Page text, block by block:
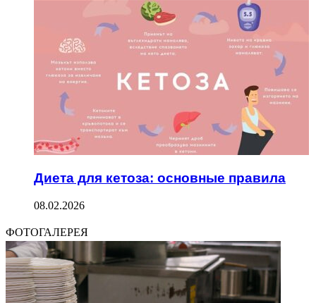
Диета для кетоза: основные правила
08.02.2026
ФОТОГАЛЕРЕЯ